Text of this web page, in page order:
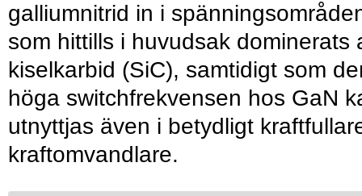
galliumnitrid in i
som hittills i huvudsak dominerats
kiselkarbid (SiC), samtidigt som
höga switchfrekvensen hos GaN
utnyttjas även i betydligt
kraftomvandlare.